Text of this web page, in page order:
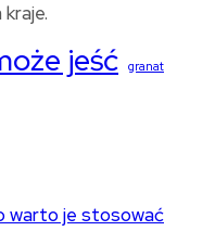
jeść granat